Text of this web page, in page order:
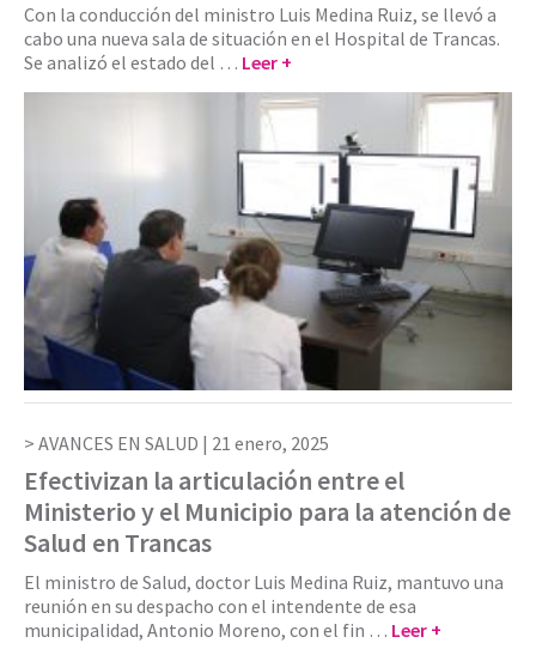
Con la conducción del ministro Luis Medina Ruiz, se llevó a
cabo una nueva sala de situación en el Hospital de Trancas.
Se analizó el estado del … Leer +
AVANCES EN SALUD | 21 enero, 2025
Efectivizan la articulación entre el
Ministerio y el Municipio para la atención de
Salud en Trancas
El ministro de Salud, doctor Luis Medina Ruiz, mantuvo una
reunión en su despacho con el intendente de esa
municipalidad, Antonio Moreno, con el fin … Leer +